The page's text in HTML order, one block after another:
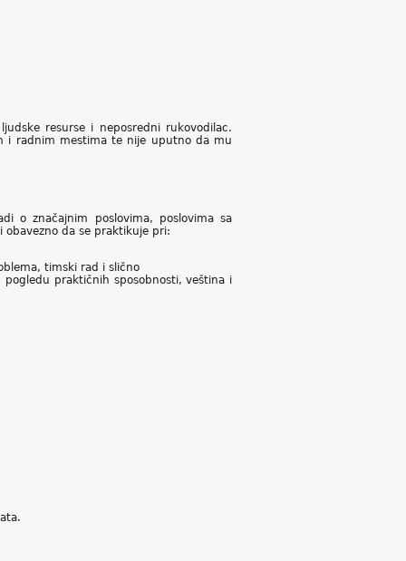
resurse i neposredni rukovodilac.
i radnim mestima te nije uputno da mu
o značajnim poslovima, poslovima sa
da se praktikuje pri:
timski rad i slično
praktičnih sposobnosti, veština i